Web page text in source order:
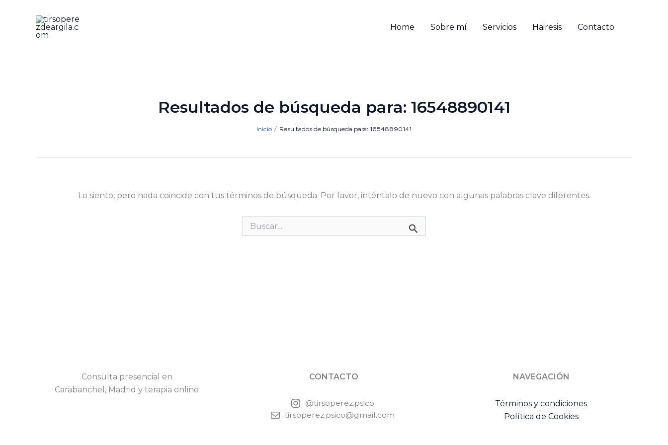
contenido
Home Sobre mí Servicios Hairesis Contacto
Resultados de búsqueda para: 16548890141
Inicio Resultados de búsqueda para: 16548890141
Lo siento, pero nada coincide con tus términos de búsqueda. Por favor, inténtalo de nuevo con algunas palabras clave diferentes.
Buscar
por:
Consulta presencial en
Carabanchel, Madrid y terapia online
CONTACTO
@tirsoperez.psico
tirsoperez.psico@gmail.com
NAVEGACIÓN
Términos y condiciones
Política de Cookies